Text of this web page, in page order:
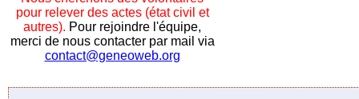
pour relever des actes (état civil et
autres). Pour rejoindre l'équipe,
merci de nous contacter par mail via
contact@geneoweb.org